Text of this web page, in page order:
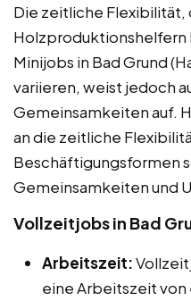
Die zeitliche Flexibilität,
Holzproduktionshelfern
Minijobs in Bad Grund
variieren, weist jedoch
Gemeinsamkeiten auf.
an die zeitliche
Beschäftigungsformen
Gemeinsamkeiten und
Vollzeitjobs in Bad
Arbeitszeit:
eine Arbeitszeit von